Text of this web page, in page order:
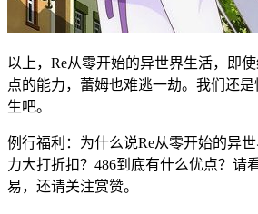
以上，Re从零开始的异世界生活，即
点的能力，蕾姆也难逃一劫。我们还
生吧。
例行福利：为什么说Re从零开始的异
力大打折扣？486到底有什么优点？请
易，还请关注赏赞。